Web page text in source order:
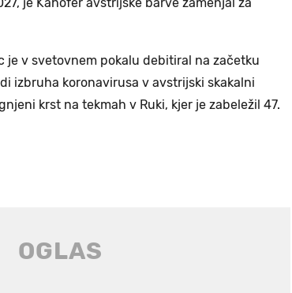
je Kahofer avstrijske barve zamenjal za
je v svetovnem pokalu debitiral na začetku
izbruha koronavirusa v avstrijski skakalni
krst na tekmah v Ruki, kjer je zabeležil 47.